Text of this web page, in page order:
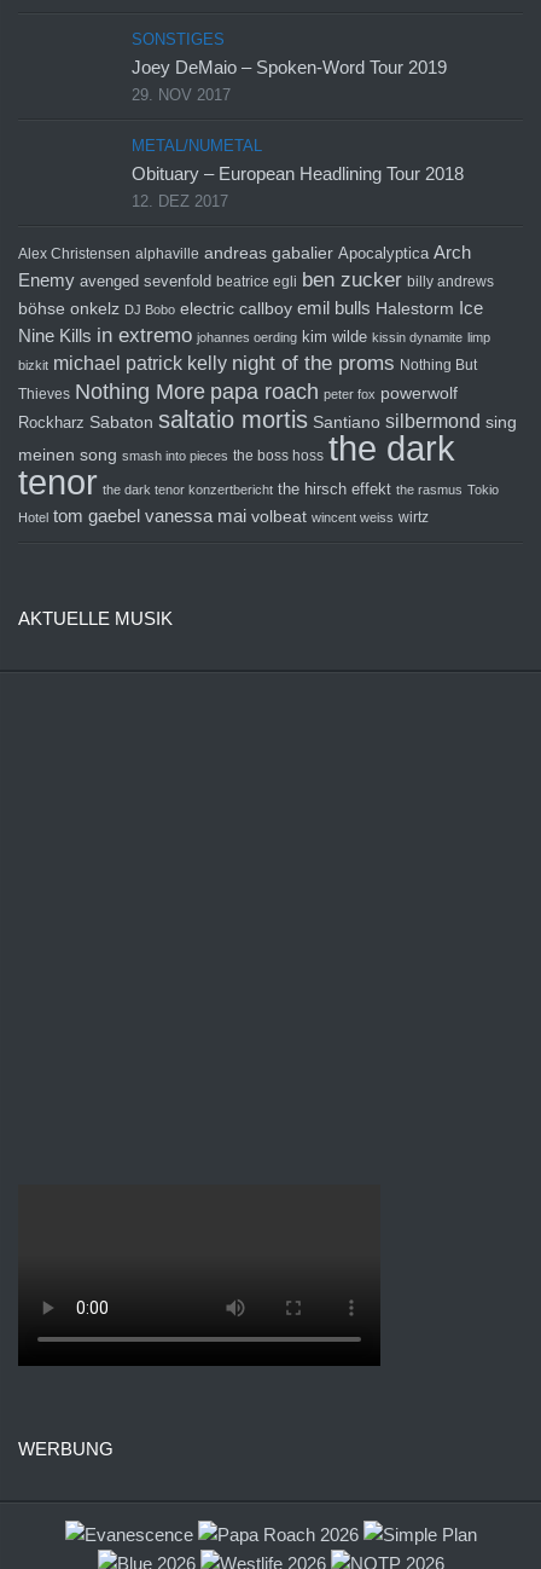
SONSTIGES
Joey DeMaio – Spoken-Word Tour 2019
29. NOV 2017
METAL/NUMETAL
Obituary – European Headlining Tour 2018
12. DEZ 2017
Alex Christensen alphaville andreas gabalier Apocalyptica Arch
Enemy avenged sevenfold beatrice egli ben zucker billy andrews
böhse onkelz DJ Bobo electric callboy emil bulls Halestorm Ice
Nine Kills in extremo johannes oerding kim wilde kissin dynamite limp
bizkit michael patrick kelly night of the proms Nothing But
Thieves Nothing More papa roach peter fox powerwolf
Rockharz Sabaton saltatio mortis Santiano silbermond sing
meinen song smash into pieces the boss hoss the dark
tenor the dark tenor konzertbericht the hirsch effekt the rasmus Tokio
Hotel tom gaebel vanessa mai volbeat wincent weiss wirtz
AKTUELLE MUSIK
WERBUNG